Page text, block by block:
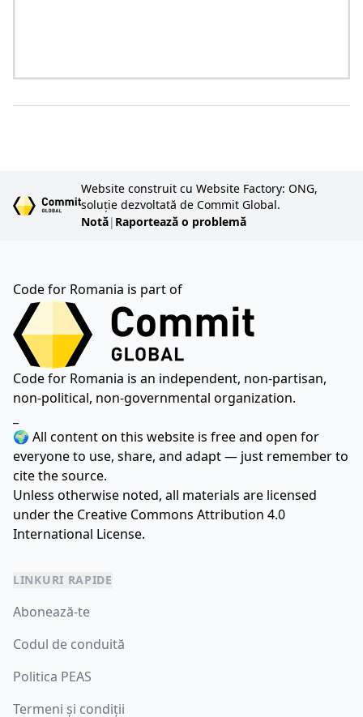
Website construit cu Website Factory: ONG,
soluție dezvoltată de Commit Global.
Notă| Raportează o problemă
Code for Romania is part of
Code for Romania is an independent, non-partisan,
non-political, non-governmental organization.
🌍 All content on this website is free and open for
everyone to use, share, and adapt — just remember to
cite the source.
Unless otherwise noted, all materials are licensed
under the Creative Commons Attribution 4.0
International License.
LINKURI RAPIDE
Abonează-te
Codul de conduită
Politica PEAS
Termeni și condiții